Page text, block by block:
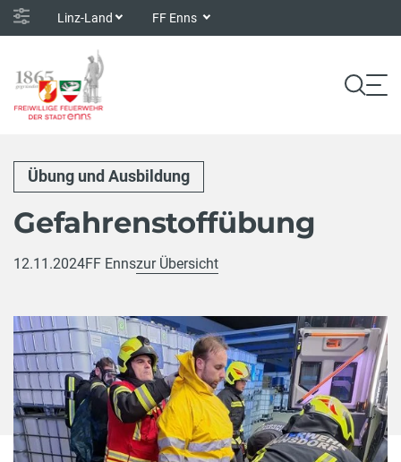
Linz-Land FF Enns
Übung und Ausbildung
Gefahrenstoffübung
12.11.2024FF Ennszur Übersicht